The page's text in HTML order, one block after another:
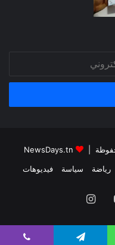
رياضة سياسة فيديوهات
‫YouTubeانستقرام